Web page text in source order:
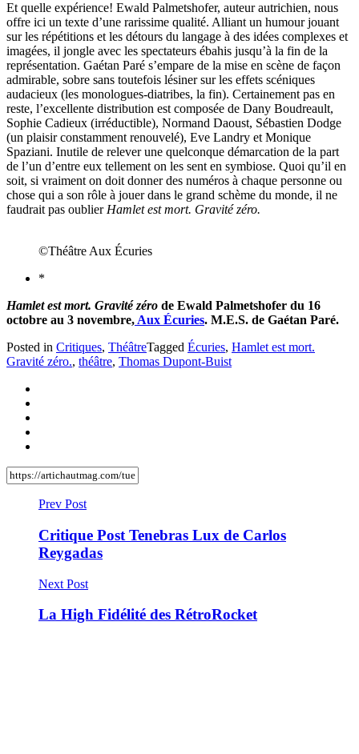
Et quelle expérience! Ewald Palmetshofer, auteur autrichien, nous
offre ici un texte d’une rarissime qualité. Alliant un humour jouant
sur les répétitions et les détours du langage à des idées complexes et
imagées, il jongle avec les spectateurs ébahis jusqu’à la fin de la
représentation. Gaétan Paré s’empare de la mise en scène de façon
admirable, sobre sans toutefois lésiner sur les effets scéniques
audacieux (les monologues-diatribes, la fin). Certainement pas en
reste, l’excellente distribution est composée de Dany Boudreault,
Sophie Cadieux (irréductible), Normand Daoust, Sébastien Dodge
(un plaisir constamment renouvelé), Eve Landry et Monique
Spaziani. Inutile de relever une quelconque démarcation de la part
de l’un d’entre eux tellement on les sent en symbiose. Quoi qu’il en
soit, si vraiment on doit donner des numéros à chaque personne ou
chose qui a son rôle à jouer dans le grand schème du monde, il ne
faudrait pas oublier Hamlet est mort. Gravité zéro.
©Théâtre Aux Écuries
*
Hamlet est mort. Gravité zéro de Ewald Palmetshofer du 16
octobre au 3 novembre, Aux Écuries. M.E.S. de Gaétan Paré.
Posted in Critiques, ThéâtreTagged Écuries, Hamlet est mort.
Gravité zéro., théâtre, Thomas Dupont-Buist
Prev Post
Critique Post Tenebras Lux de Carlos
Reygadas
Next Post
La High Fidélité des RétroRocket